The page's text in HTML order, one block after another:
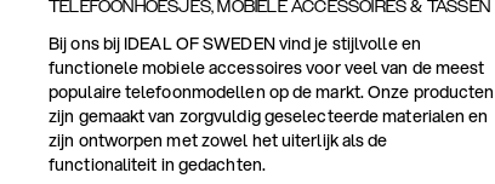
TELEFOONHOESJES, MOBIELE ACCESSOIRES & TASSEN
Bij ons bij IDEAL OF SWEDEN vind je stijlvolle en
functionele mobiele accessoires voor veel van de meest
populaire telefoonmodellen op de markt. Onze producten
zijn gemaakt van zorgvuldig geselecteerde materialen en
zijn ontworpen met zowel het uiterlijk als de
functionaliteit in gedachten.